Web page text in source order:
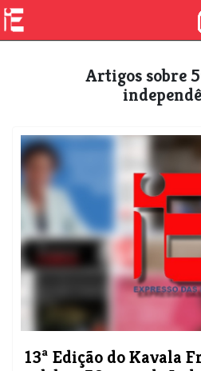
Artigos sobre 50 anos de
13ª Edição do Kavala